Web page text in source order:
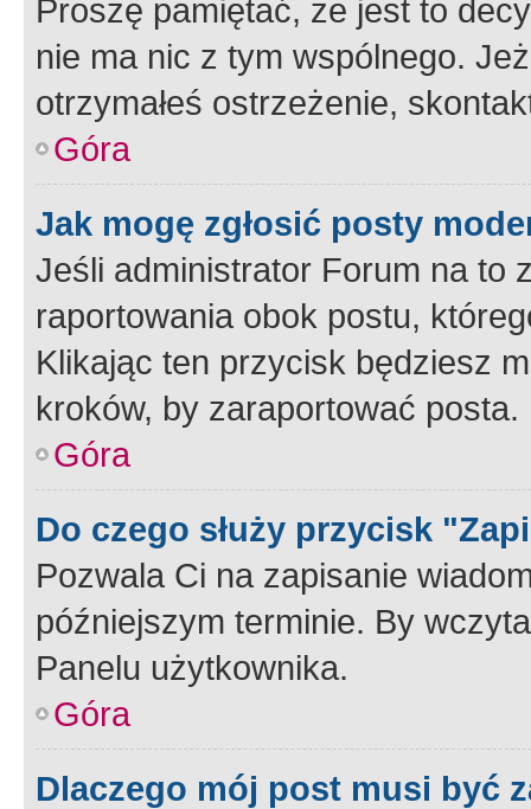
Proszę pamiętać, że jest to
nie ma nic z tym wspólnego.
otrzymałeś ostrzeżenie,
Góra
Jak mogę zgłosić posty
Jeśli administrator Forum na to
raportowania obok postu,
Klikając ten przycisk będziesz
kroków, by zaraportować posta.
Góra
Do czego służy przycisk
Pozwala Ci na zapisanie
późniejszym terminie. By
Panelu użytkownika.
Góra
Dlaczego mój post musi być